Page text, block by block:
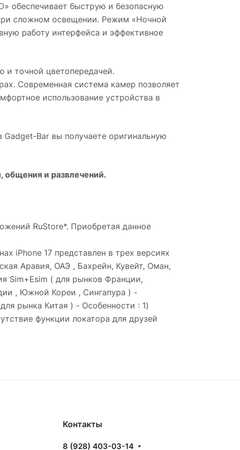
обеспечивает быструю и безопасную
сложном освещении. Режим «Ночной
работу интерфейса и эффективное
и точной цветопередачей.
Современная система камер позволяет
использование устройства в
Gadget-Bar вы получаете оригинальную
и развлечений.
RuStore*. Приобретая данное
iPhone 17 представлен в трех версиях
Аравия, ОАЭ , Бахрейн, Кувейт, Оман,
Sim+Esim ( для рынков Франции,
, Южной Кореи , Сингапура ) -
рынка Китая ) - Особенности : 1)
функции локатора для друзей
Контакты
8 (928) 403-03-14